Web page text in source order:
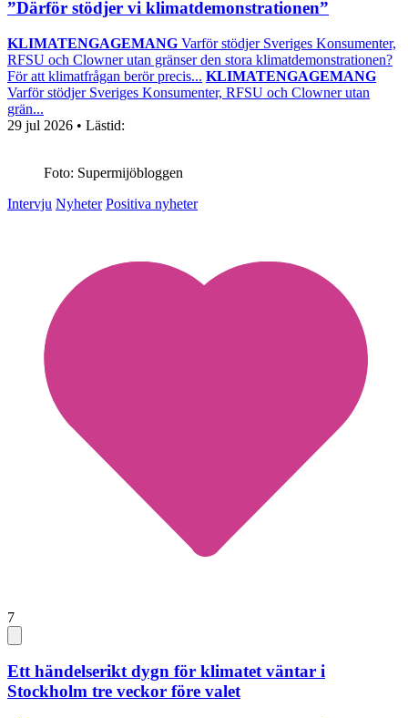
”Därför stödjer vi klimatdemonstrationen”
KLIMATENGAGEMANG Varför stödjer Sveriges Konsumenter,
RFSU och Clowner utan gränser den stora klimatdemonstrationen?
För att klimatfrågan berör precis... KLIMATENGAGEMANG
Varför stödjer Sveriges Konsumenter, RFSU och Clowner utan
grän...
29 jul 2026 • Lästid:
Foto: Supermijöbloggen
Intervju Nyheter Positiva nyheter
7
Ett händelserikt dygn för klimatet väntar i
Stockholm tre veckor före valet